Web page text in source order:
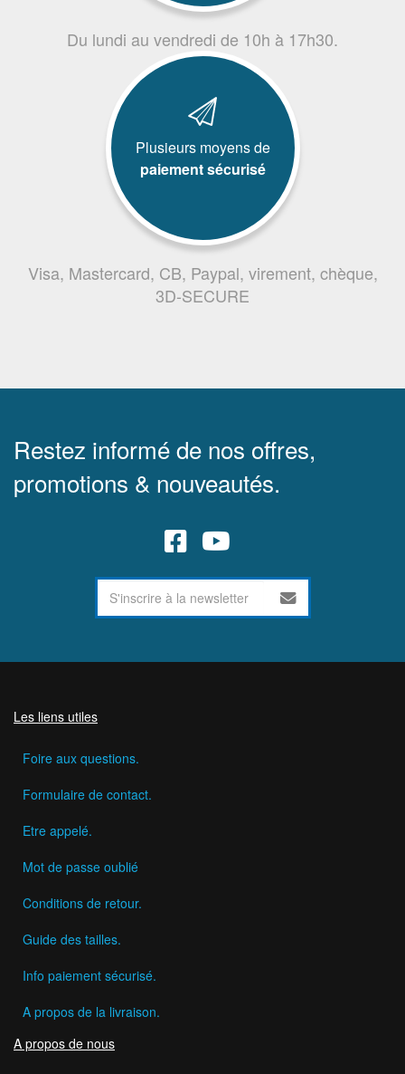
Du lundi au vendredi de 10h à 17h30.
Plusieurs moyens de
paiement sécurisé
Visa, Mastercard, CB, Paypal, virement, chèque,
3D-SECURE
Restez informé de nos offres,
promotions & nouveautés.
Les liens utiles
Foire aux questions.
Formulaire de contact.
Etre appelé.
Mot de passe oublié
Conditions de retour.
Guide des tailles.
Info paiement sécurisé.
A propos de la livraison.
A propos de nous